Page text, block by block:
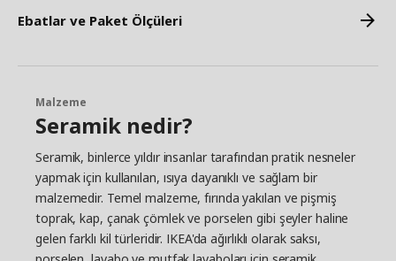
Ebatlar ve Paket Ölçüleri
Malzeme
Seramik nedir?
Seramik, binlerce yıldır insanlar tarafından pratik nesneler
yapmak için kullanılan, ısıya dayanıklı ve sağlam bir
malzemedir. Temel malzeme, fırında yakılan ve pişmiş
toprak, kap, çanak çömlek ve porselen gibi şeyler haline
gelen farklı kil türleridir. IKEA'da ağırlıklı olarak saksı,